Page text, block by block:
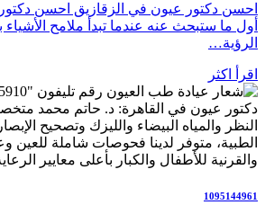
احسن دكتور عيون في الزقازيق احسن
أول ما ستبحث عنه عندما تبدأ ملامح الأشياء
الرؤية…
اقرأ اكثر
دكتور عيون في القاهرة: د. حاتم محمد
النظر والمياه البيضاء والليزك وتصحيح
الطبية، متوفر لدينا فحوصات شاملة للعين
والقرنية للأطفال والكبار بأعلى معايير
1095144961